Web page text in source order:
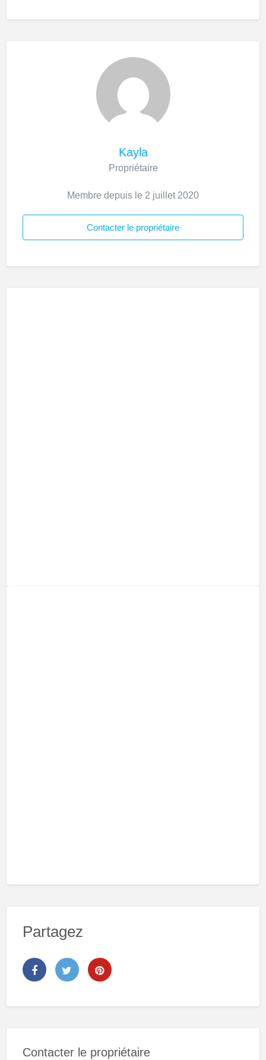
Kayla
Propriétaire
Membre depuis le 2 juillet 2020
Contacter le propriétaire
Partagez
Contacter le propriétaire